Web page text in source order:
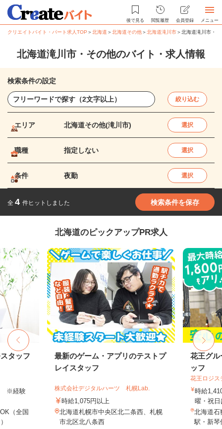
後で見る 閲覧履歴 会員登録 メニュー
クリエイトバイト・パート求人TOP ＞北海道 ＞北海道その他＞北海道滝川市＞北海道滝川市・
北海道滝川市・その他のバイト・求人情報
検索条件の設定
絞り込む
エリア 北海道その他(滝川市) 選択
職種 指定しない 選択
条件 夜勤 選択
全 4 件ヒットしました 検索条件を保存
北海道のピックアップPR求人
タッフ
※経験
（全国
最新のゲーム・アプリのテストプ
レイスタッフ
株式会社デジタルハーツ 札幌Lab.
時給1,075円以上
北海道札幌市中央区北二条西、札幌
市北区北八条西
花王グル
ッフ
花王ロジ
時給
曜・祝
北海道石
駅・新琴